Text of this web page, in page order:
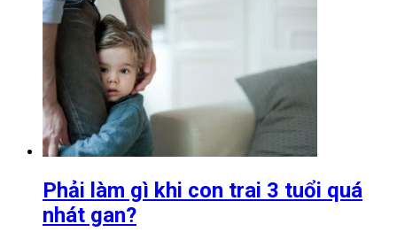
Phải làm gì khi con trai 3 tuổi quá
nhát gan?